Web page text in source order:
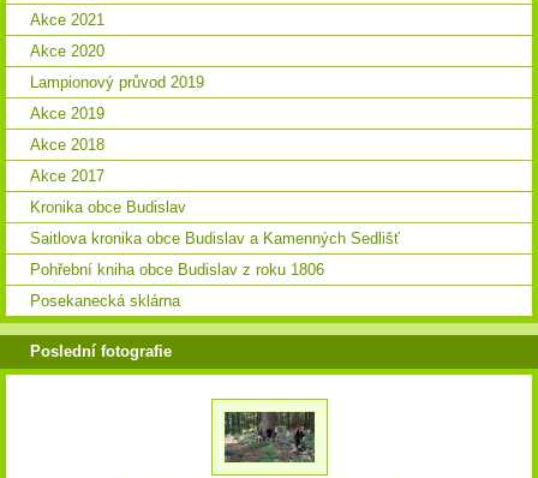
Akce 2021
Akce 2020
Lampionový průvod 2019
Akce 2019
Akce 2018
Akce 2017
Kronika obce Budislav
Saitlova kronika obce Budislav a Kamenných Sedlišť
Pohřební kniha obce Budislav z roku 1806
Posekanecká sklárna
Poslední fotografie